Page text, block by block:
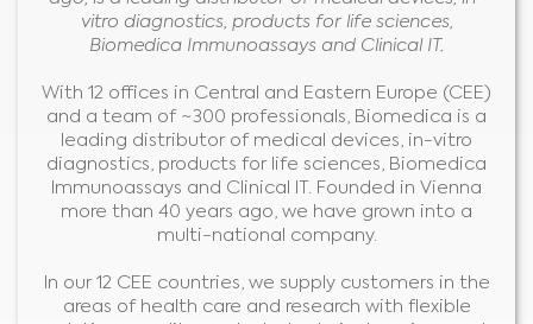
vitro diagnostics, products for life sciences,
Biomedica Immunoassays and Clinical IT.
With 12 offices in Central and Eastern Europe (CEE)
and a team of ~300 professionals, Biomedica is a
leading distributor of medical devices, in-vitro
diagnostics, products for life sciences, Biomedica
Immunoassays and Clinical IT. Founded in Vienna
more than 40 years ago, we have grown into a
multi-national company.
In our 12 CEE countries, we supply customers in the
areas of health care and research with flexible